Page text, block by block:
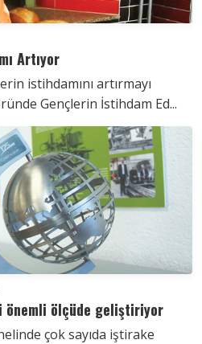
Artıyor
istihdamını artırmayı
Gençlerin İstihdam Ed...
önemli ölçüde geliştiriyor
çok sayıda iştirake